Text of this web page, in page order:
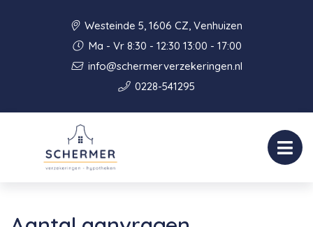
Westeinde 5, 1606 CZ, Venhuizen
Ma - Vr 8:30 - 12:30 13:00 - 17:00
info@schermerverzekeringen.nl
0228-541295